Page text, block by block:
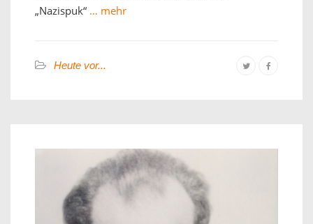
„Nazispuk“ … mehr
Heute vor...